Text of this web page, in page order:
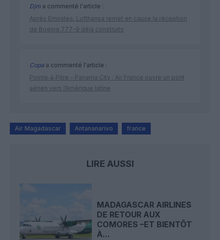
Djm a commenté l'article :
Après Emirates, Lufthansa remet en cause la réception
de Boeing 777-9 déjà construits
Copa a commenté l'article :
Pointe‑à‑Pitre – Panama City : Air France ouvre un pont
aérien vers l’Amérique latine
Air Magadascar Antananarivo france
LIRE AUSSI
MADAGASCAR AIRLINES
DE RETOUR AUX
COMORES –ET BIENTÔT
À...